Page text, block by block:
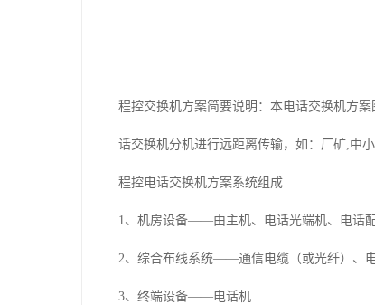
程控交换机方案简要说明：本电话交换机方
话交换机分机进行远距离传输，如：厂矿,中
程控电话交换机方案系统组成
1、机房设备——由主机、电话光端机、电话
2、综合布线系统——通信电缆（或光纤）、
3、终端设备——电话机